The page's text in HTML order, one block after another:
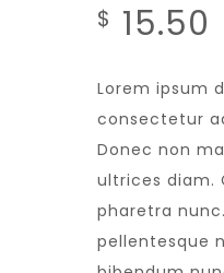
$ 15.50
Lorem ipsum
consectetur
Donec non
ultrices diam.
pharetra
pellentesque